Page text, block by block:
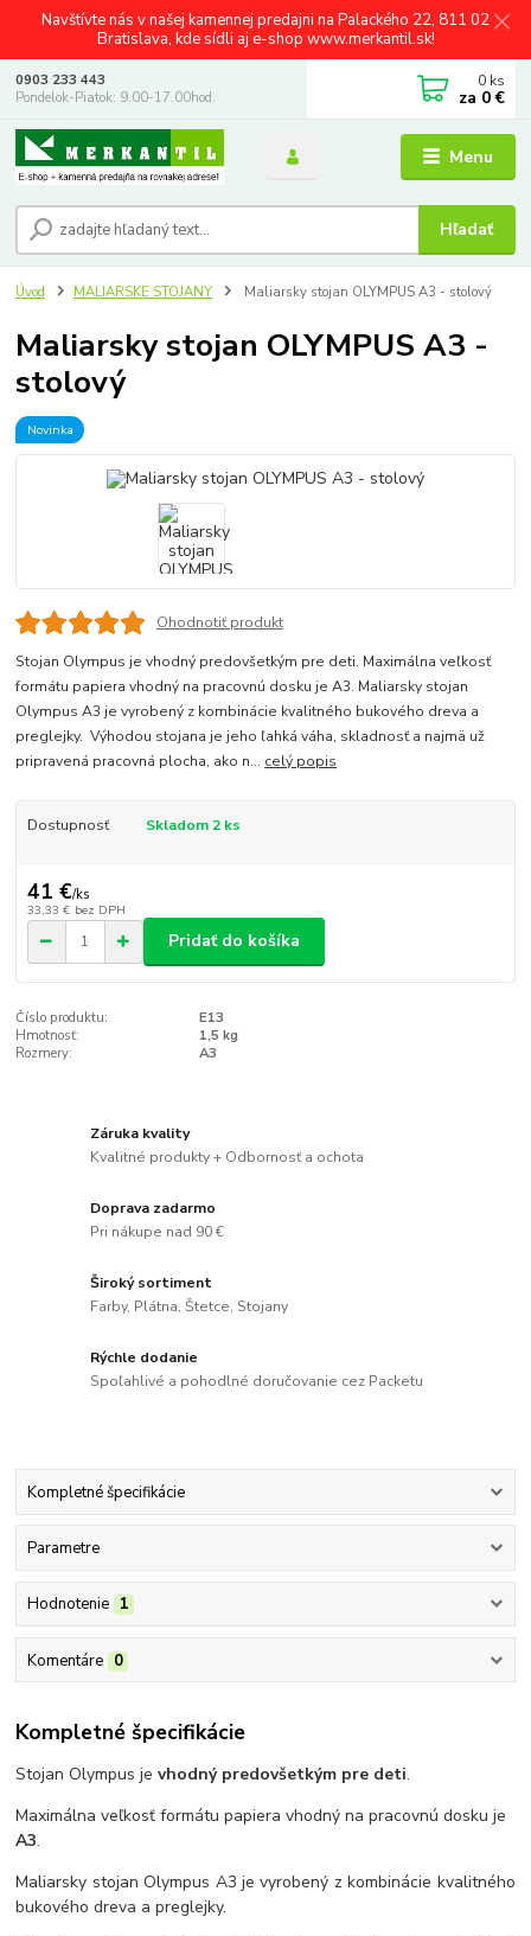
Navštívte nás v našej kamennej predajni na Palackého 22, 811 02
Bratislava, kde sídli aj e-shop www.merkantil.sk!
Menu
Hľadať
0903 233 443
Pondelok-Piatok: 9.00-17.00hod.
0 ks
za 0 €
Úvod MALIARSKE STOJANY Maliarsky stojan OLYMPUS A3 - stolový
Maliarsky stojan OLYMPUS A3 -
stolový
Novinka
Ohodnotiť produkt
Stojan Olympus je vhodný predovšetkým pre deti. Maximálna veľkosť
formátu papiera vhodný na pracovnú dosku je A3. Maliarsky stojan
Olympus A3 je vyrobený z kombinácie kvalitného bukového dreva a
preglejky. Výhodou stojana je jeho ľahká váha, skladnosť a najmä už
pripravená pracovná plocha, ako n... celý popis
Dostupnosť Skladom 2 ks
41 €/ks
33,33 € bez DPH
Pridať do košíka
Číslo produktu:
E13
Hmotnosť:
1,5 kg
Rozmery:
A3
Záruka kvality
Kvalitné produkty + Odbornosť a ochota
Doprava zadarmo
Pri nákupe nad 90 €
Široký sortiment
Farby, Plátna, Štetce, Stojany
Rýchle dodanie
Spoľahlivé a pohodlné doručovanie cez Packetu
Kompletné špecifikácie
Parametre
Hodnotenie 1
Komentáre 0
Kompletné špecifikácie
Stojan Olympus jevhodný predovšetkým pre deti.
Maximálna veľkosť formátu papiera vhodný na pracovnú dosku je
A3.
Maliarsky stojan Olympus A3 je vyrobený z kombinácie kvalitného
bukového dreva a preglejky.